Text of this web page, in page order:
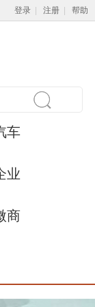
登录 注册 帮助
车
业
商